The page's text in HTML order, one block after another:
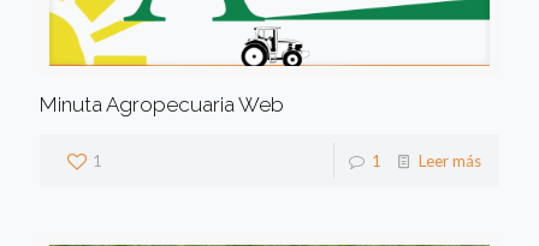
Minuta Agropecuaria Web
1 1 Leer más